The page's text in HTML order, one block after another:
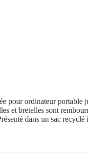
ordinateur portable
et bretelles sont
dans un sac